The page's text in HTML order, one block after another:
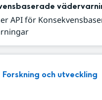
API för
Forskning och utveckling